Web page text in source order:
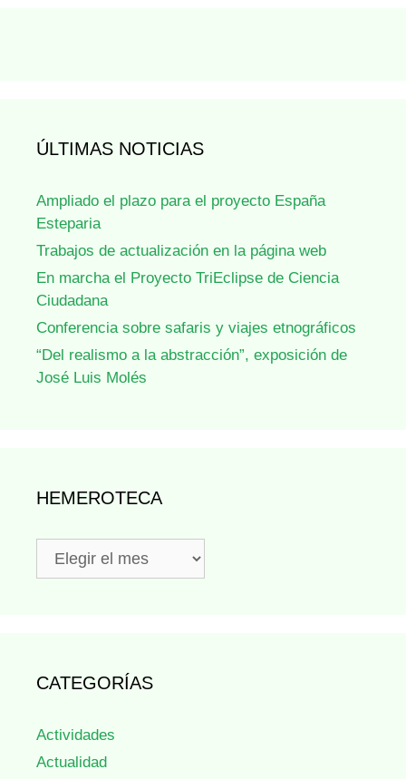
ÚLTIMAS NOTICIAS
Ampliado el plazo para el proyecto España
Esteparia
Trabajos de actualización en la página web
En marcha el Proyecto TriEclipse de Ciencia
Ciudadana
Conferencia sobre safaris y viajes etnográficos
“Del realismo a la abstracción”, exposición de
José Luis Molés
HEMEROTECA
Hemeroteca
CATEGORÍAS
Actividades
Actualidad